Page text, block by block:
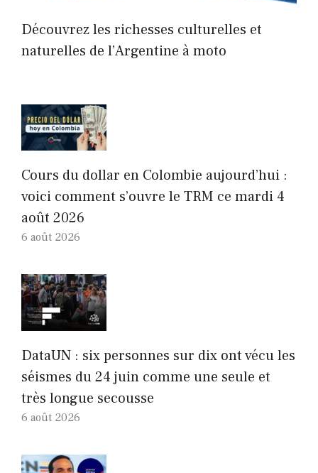
Découvrez les richesses culturelles et
naturelles de l’Argentine à moto
Cours du dollar en Colombie aujourd’hui :
voici comment s’ouvre le TRM ce mardi 4
août 2026
6 août 2026
DataUN : six personnes sur dix ont vécu les
séismes du 24 juin comme une seule et
très longue secousse
6 août 2026